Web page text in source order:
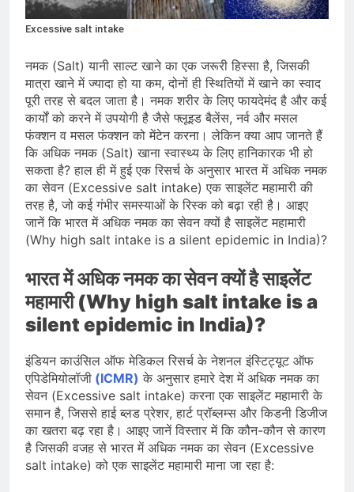
भारत ने 39 पदकों के साथ अभियान चौथे
स्थान पर समाप्त किया
August 8, 2026
तिरंगा’ अभियान और सांस्कृतिक कार्यक्रमों की
तैयारियाँ तेज़
August 7, 2026
IMD ने कई राज्यों में भारी बारिश और बाढ़ की
चेतावनी जारी की, उत्तर भारत और पूर्वोत्तर में
हाई अलर्ट
August 7, 2026
Excessive salt intake
नमक (Salt) यानी साल्ट खाने का एक जरूरी हिस्सा है, जिसकी
मात्रा खाने में ज्यादा हो या कम, दोनों ही स्थितियों में खाने का स्वाद
पूरी तरह से बदल जाता है। नमक शरीर के लिए फायदेमंद है और कई
कार्यों को करने में उपयोगी है जैसे फ्लूइड बैलेंस, नर्व और मसल
फंक्शन व मसल फंक्शन को मेंटेन करना। लेकिन क्या आप जानते हैं
कि अधिक नमक (Salt) खाना स्वास्थ्य के लिए हानिकारक भी हो
सकता है? हाल ही में हुई एक रिसर्च के अनुसार भारत में अधिक नमक
का सेवन (Excessive salt intake) एक साइलेंट महामारी की
तरह है, जो कई गंभीर समस्याओं के रिस्क को बढ़ा रही है। आइए
जानें कि भारत में अधिक नमक का सेवन क्यों है साइलेंट महामारी
(Why high salt intake is a silent epidemic in India)?
भारत में अधिक नमक का सेवन क्यों है साइलेंट
महामारी (Why high salt intake is a
silent epidemic in India)?
इंडियन काउंसिल ऑफ मेडिकल रिसर्च के नेशनल इंस्टिट्यूट ऑफ
एपिडेमियोलॉजी (ICMR) के अनुसार हमारे देश में अधिक नमक का
सेवन (Excessive salt intake) करना एक साइलेंट महामारी के
समान है, जिससे हाई ब्लड प्रेशर, हार्ट प्रॉब्लम्स और किडनी डिजीज
का खतरा बढ़ रहा है। आइए जानें विस्तार में कि कौन-कौन से कारण
है जिसकी वजह से भारत में अधिक नमक का सेवन (Excessive
salt intake) को एक साइलेंट महामारी माना जा रहा है: